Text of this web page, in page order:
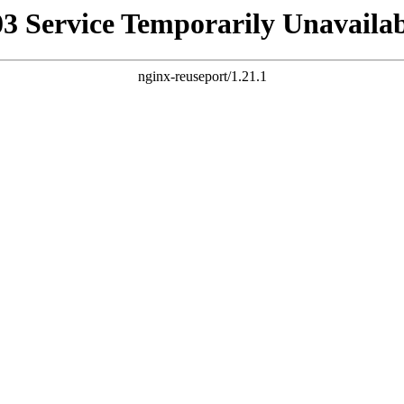
Service Temporarily
nginx-reuseport/1.21.1